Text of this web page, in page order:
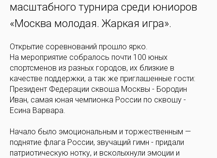
масштабного турнира среди юниоров
«Москва молодая. Жаркая игра».
Открытие соревнований прошло ярко.
На мероприятие собралось почти 100 юных
спортсменов из разных городов, их близкие в
качестве поддержки, а так же приглашенные гости:
Президент Федерации сквоша Москвы - Бородин
Иван, самая юная чемпионка России по сквошу -
Есина Варвара.
Начало было эмоциональным и торжественным —
поднятие флага России, звучащий гимн - придали
патриотическую нотку, и всколыхнули эмоции и